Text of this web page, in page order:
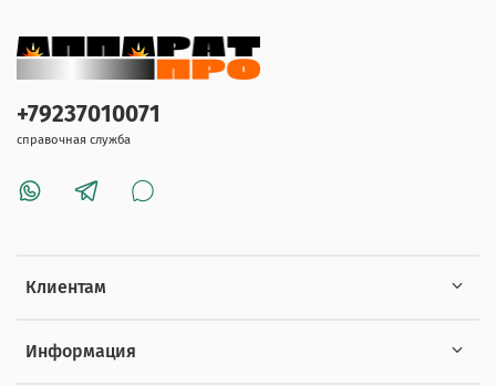
Клиентам
Информация
+79237010071
справочная служба